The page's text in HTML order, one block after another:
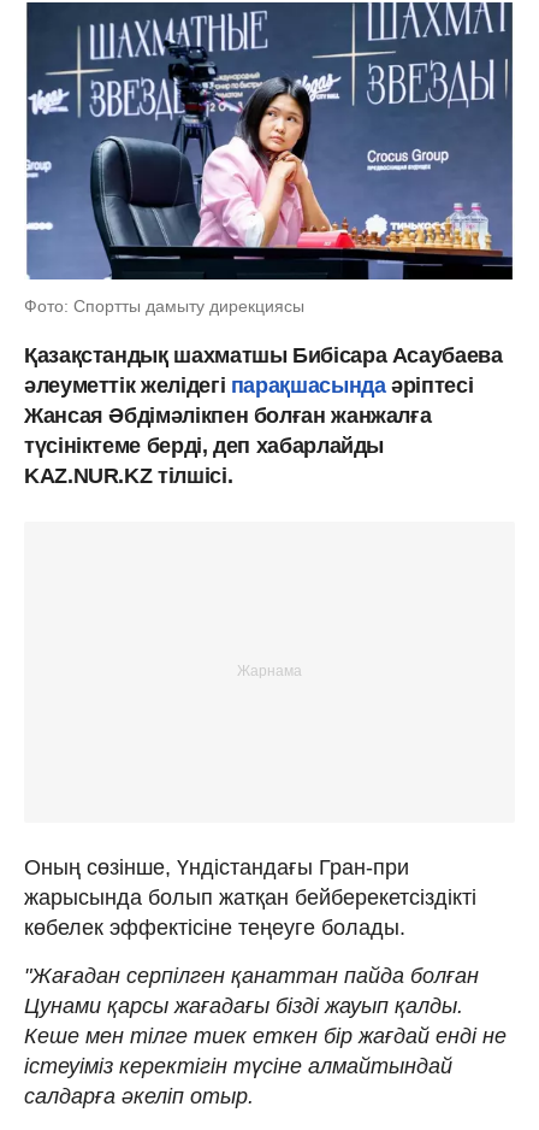
Фото: Спортты дамыту дирекциясы
Қазақстандық шахматшы Бибісара Асаубаева
әлеуметтік желідегі парақшасындаәріптесі
Жансая Әбдімәлікпен болған жанжалға
түсініктеме берді, деп хабарлайды
KAZ.NUR.KZ тілшісі.
Оның сөзінше, Үндістандағы Гран-при
жарысында болып жатқан бейберекетсіздікті
көбелек эффектісіне теңеуге болады.
"Жағадан серпілген қанаттан пайда болған
Цунами қарсы жағадағы бізді жауып қалды.
Кеше мен тілге тиек еткен бір жағдай енді не
істеуіміз керектігін түсіне алмайтындай
салдарға әкеліп отыр.